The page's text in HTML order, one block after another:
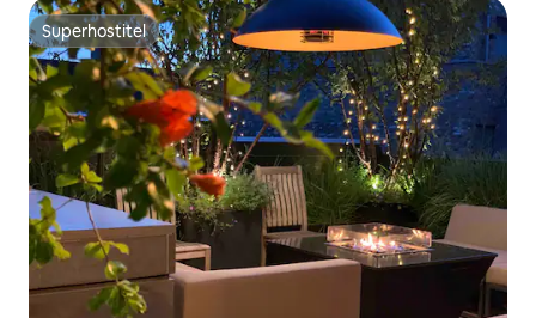
Superhostiteľ
Superhostiteľ